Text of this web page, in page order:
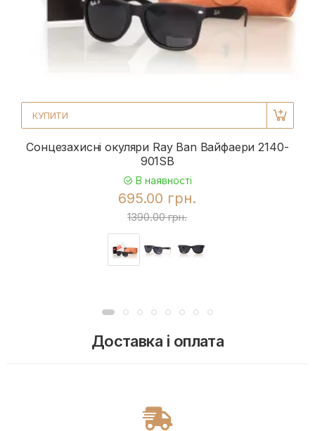
КУПИТИ
Сонцезахисні окуляри Ray Ban Вайфаери 2140-
901SB
В наявності
695.00 грн.
1390.00 грн.
Доставка і оплата